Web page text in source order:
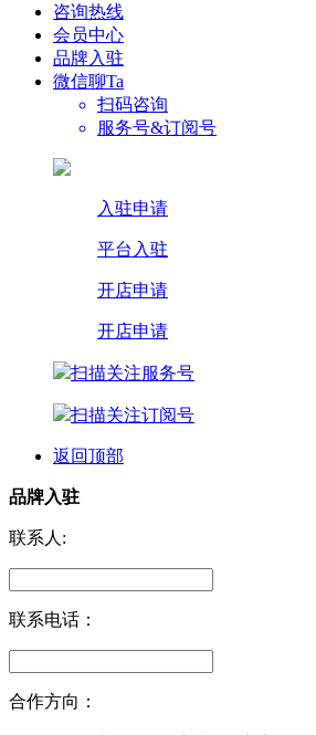
咨询热线
会员中心
品牌入驻
微信聊Ta
扫码咨询
服务号&订阅号
入驻申请
平台入驻
开店申请
开店申请
扫描关注服务号
扫描关注订阅号
返回顶部
品牌入驻
联系人:
联系电话：
合作方向：